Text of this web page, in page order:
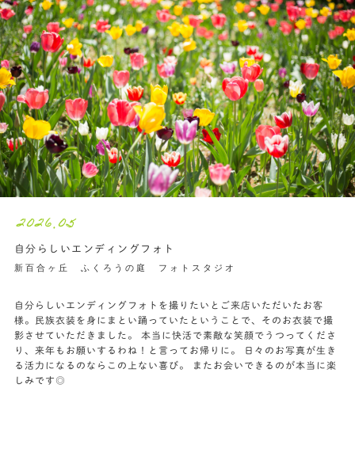
2026.05
自分らしいエンディングフォト
新百合ヶ丘 ふくろうの庭 フォトスタジオ
自分らしいエンディングフォトを撮りたいとご来店いただいたお客
様。民族衣装を身にまとい踊っていたということで、そのお衣装で撮
影させていただきました。 本当に快活で素敵な笑顔でうつってくださ
り、来年もお願いするわね！と言ってお帰りに。 日々のお写真が生き
る活力になるのならこの上ない喜び。 またお会いできるのが本当に楽
しみです◎